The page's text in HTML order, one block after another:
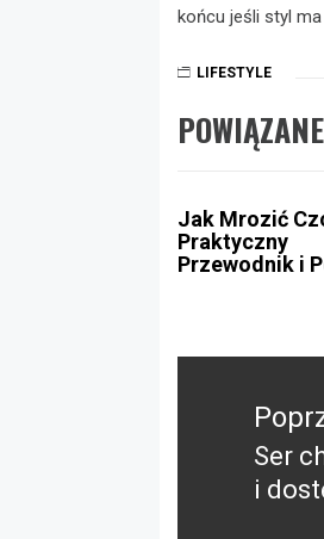
końcu jeśli styl
LIFESTYLE
Jak Mrozić
Praktyczny
Przewodnik i
Nawigacja
wpis:
Ser
i